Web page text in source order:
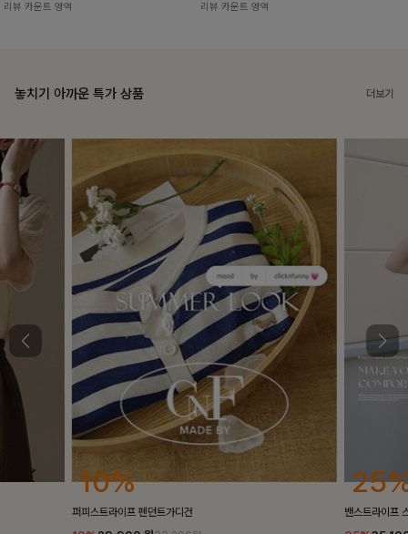
리뷰 카운트 영역 리뷰 카운트 영역
놓치기 아까운 특가 상품 더보기
25%
밴스트라이프 스트링원피스
10%
[5천장돌파/